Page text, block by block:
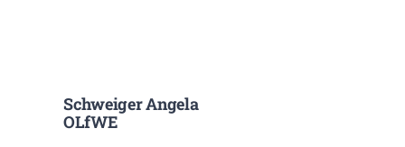
Schweiger Angela
OLfWE